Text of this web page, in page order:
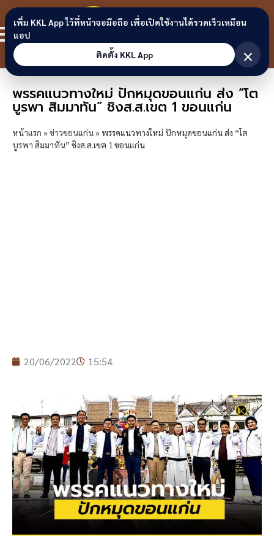
Skip to content
ขอนแก่น
ลิงก์
พรรคแนวทางใหม่ ปักหมุดขอนแก่น ส่ง “โต
บูรพา สิมมาทัน” ชิงส.ส.เขต 1 ขอนแก่น
หน้าแรก »ข่าวขอนแก่น» พรรคแนวทางใหม่ ปักหมุดขอนแก่น ส่ง “โต
บูรพา สิมมาทัน” ชิงส.ส.เขต 1 ขอนแก่น
20/06/2022 15:54
เพิ่ม KKL App ไว้ที่หน้าจอมือถือ เพื่อเปิดใช้งานได้รวดเร็วเหมือน
แอป
ติดตั้ง KKL App
×